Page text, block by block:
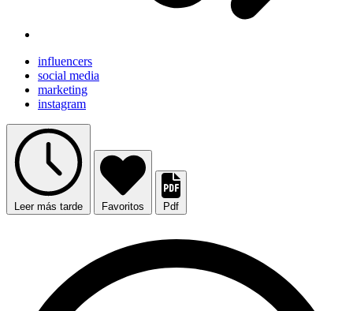
influencers
social media
marketing
instagram
Leer más tarde Favoritos Pdf